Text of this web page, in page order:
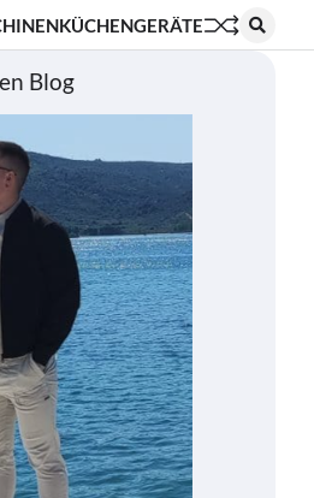
KÜCHENGERÄTE
Blog